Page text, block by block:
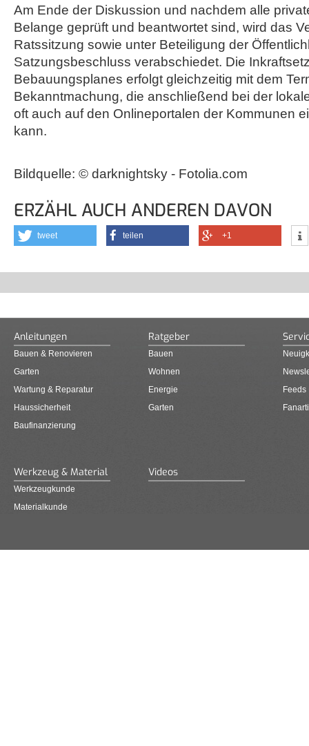
Am Ende der Diskussion und nachdem alle
Belange geprüft und beantwortet sind, wird das
Ratssitzung sowie unter Beteiligung der
Satzungsbeschluss verabschiedet. Die
Bebauungsplanes erfolgt gleichzeitig mit dem
Bekanntmachung, die anschließend bei der
oft auch auf den Onlineportalen der Kommunen
kann.
Bildquelle: © darknightsky - Fotolia.com
ERZÄHL AUCH ANDEREN DAVON
tweet teilen +1
Anleitungen
Bauen & Renovieren
Garten
Wartung & Reparatur
Haussicherheit
Baufinanzierung
Ratgeber
Bauen
Wohnen
Energie
Garten
Feeds
Werkzeug & Material
Werkzeugkunde
Materialkunde
Videos